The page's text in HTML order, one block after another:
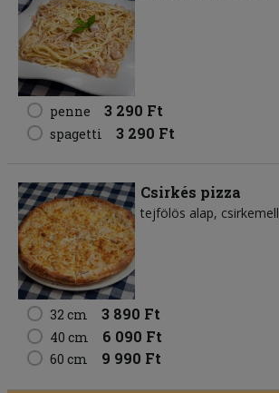
penne 3 290 Ft
spagetti 3 290 Ft
Csirkés pizza
tejfölös alap csirkemell
32 cm 3 890 Ft
40 cm 6 090 Ft
60 cm 9 990 Ft